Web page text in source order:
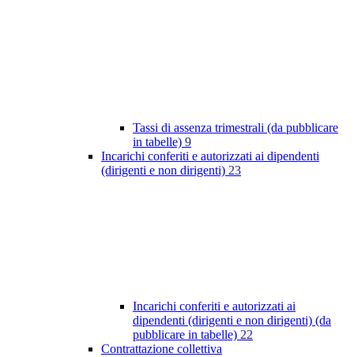
Tassi di assenza trimestrali (da pubblicare
in tabelle) 9
Incarichi conferiti e autorizzati ai dipendenti
(dirigenti e non dirigenti) 23
Incarichi conferiti e autorizzati ai
dipendenti (dirigenti e non dirigenti) (da
pubblicare in tabelle) 22
Contrattazione collettiva